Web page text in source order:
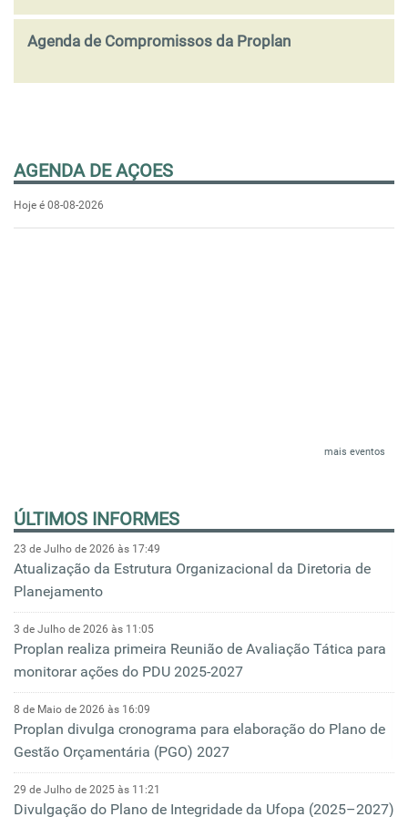
Agenda de Compromissos da Proplan
AGENDA DE AÇOES
Hoje é 08-08-2026
mais eventos
ÚLTIMOS INFORMES
23 de Julho de 2026 às 17:49
Atualização da Estrutura Organizacional da Diretoria de
Planejamento
3 de Julho de 2026 às 11:05
Proplan realiza primeira Reunião de Avaliação Tática para
monitorar ações do PDU 2025-2027
8 de Maio de 2026 às 16:09
Proplan divulga cronograma para elaboração do Plano de
Gestão Orçamentária (PGO) 2027
29 de Julho de 2025 às 11:21
Divulgação do Plano de Integridade da Ufopa (2025–2027)